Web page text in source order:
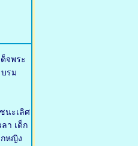
จพระ
รม
นะเลิศ
า เด็ก
หญิง